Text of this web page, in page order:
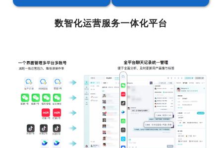
数智化运营服务一体化平台